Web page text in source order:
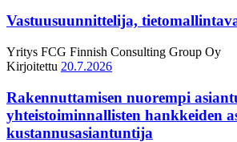
Vastuusuunnittelija,
Yritys FCG Finnish Consulting Group Oy
Kirjoitettu 20.7.2026
Rakennuttamisen nuorempi
yhteistoiminnallisten hankkeiden
kustannusasiantuntija